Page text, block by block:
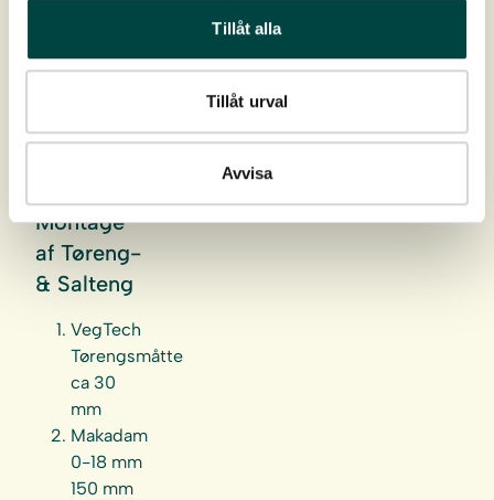
Tillåt alla
Tillåt urval
Avvisa
Montage
af Tøreng-
& Salteng
VegTech
Tørengsmåtte
ca 30
mm
Makadam
0-18 mm
150 mm